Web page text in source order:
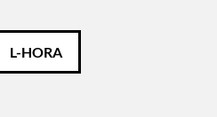
L-HORA